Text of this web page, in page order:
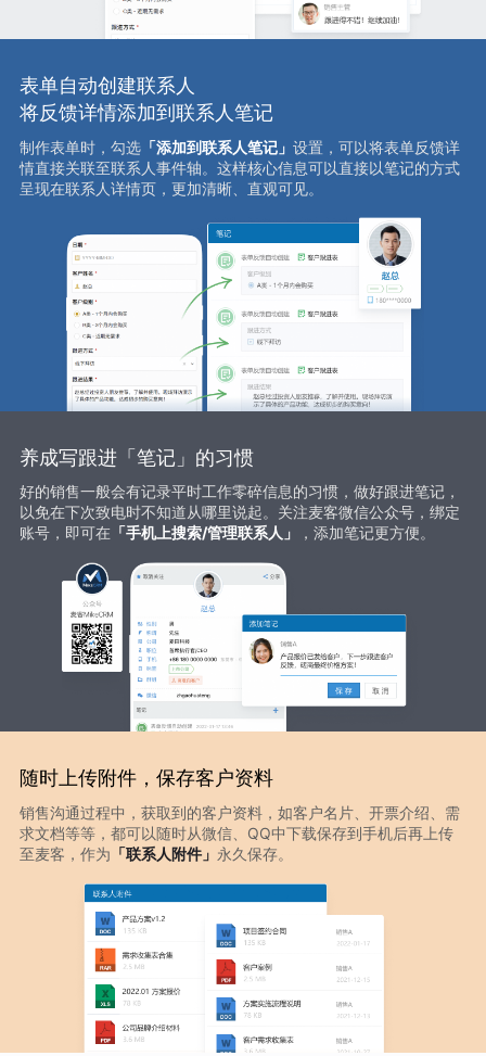
表单自动创建联系人
将反馈详情添加到联系人笔记
制作表单时，勾选「添加到联系人笔记」 设置，可以将表单反馈详
情直接关联至联系人事件轴。这样核心信息可以直接以笔记的方式
呈现在联系人详情页，更加清晰、直观可见。
养成写跟进「笔记」的习惯
好的销售一般会有记录平时工作零碎信息的习惯，做好跟进笔记，
以免在下次致电时不知道从哪里说起。关注麦客微信公众号，绑定
账号，即可在「手机上搜索/管理联系人」 ，添加笔记更方便。
随时上传附件，保存客户资料
销售沟通过程中，获取到的客户资料，如客户名片、开票介绍、需
求文档等等，都可以随时从微信、QQ中下载保存到手机后再上传
至麦客，作为 「联系人附件」 永久保存。